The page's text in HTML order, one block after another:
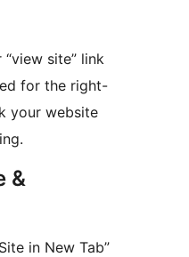
site” link
for the right-
your website
&
in New Tab”